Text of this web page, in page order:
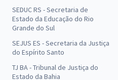
SEDUC RS - Secretaria de
Estado da Educação do Rio
Grande do Sul
SEJUS ES - Secretaria da Justiça
do Espírito Santo
TJ BA - Tribunal de Justiça do
Estado da Bahia